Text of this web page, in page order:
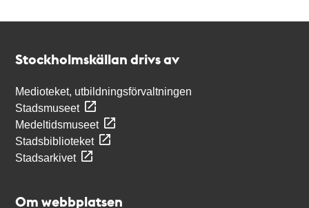
Stockholmskällan drivs av
Medioteket, utbildningsförvaltningen
Stadsmuseet
Medeltidsmuseet
Stadsbiblioteket
Stadsarkivet
Om webbplatsen